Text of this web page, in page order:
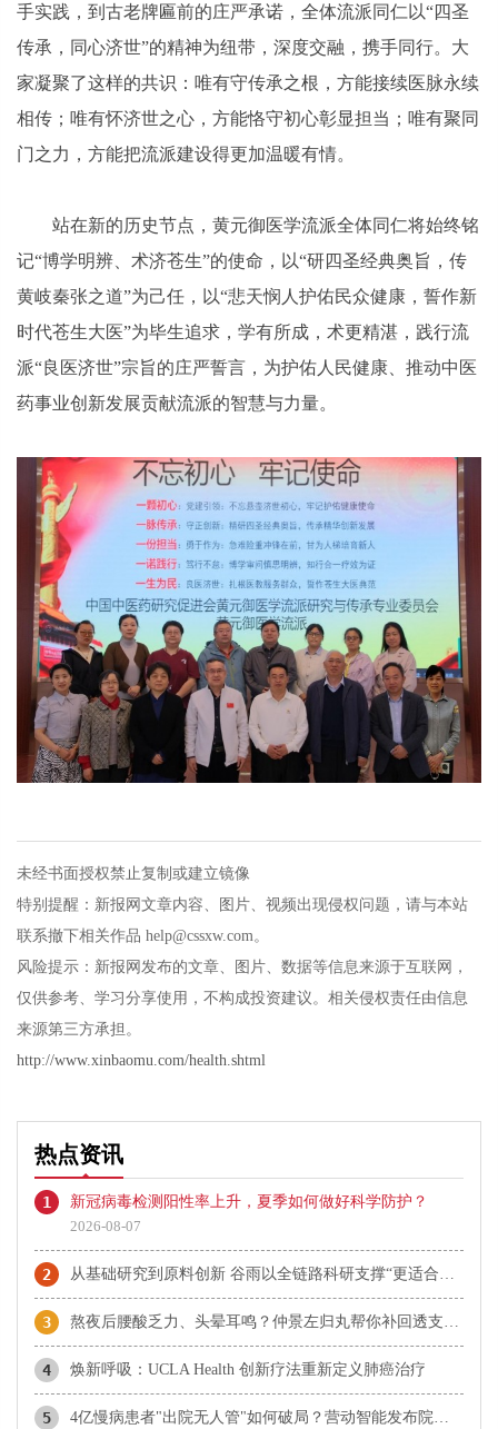
手实践，到古老牌匾前的庄严承诺，全体流派同仁以“四圣
传承，同心济世”的精神为纽带，深度交融，携手同行。大
家凝聚了这样的共识：唯有守传承之根，方能接续医脉永续
相传；唯有怀济世之心，方能恪守初心彰显担当；唯有聚同
门之力，方能把流派建设得更加温暖有情。
站在新的历史节点，黄元御医学流派全体同仁将始终铭
记“博学明辨、术济苍生”的使命，以“研四圣经典奥旨，传
黄岐秦张之道”为己任，以“悲天悯人护佑民众健康，誓作新
时代苍生大医”为毕生追求，学有所成，术更精湛，践行流
派“良医济世”宗旨的庄严誓言，为护佑人民健康、推动中医
药事业创新发展贡献流派的智慧与力量。
未经书面授权禁止复制或建立镜像
特别提醒：新报网文章内容、图片、视频出现侵权问题，请与本站
联系撤下相关作品 help@cssxw.com。
风险提示：新报网发布的文章、图片、数据等信息来源于互联网，
仅供参考、学习分享使用，不构成投资建议。相关侵权责任由信息
来源第三方承担。
http://www.xinbaomu.com/health.shtml
热点资讯
1
新冠病毒检测阳性率上升，夏季如何做好科学防护？
2026-08-07
2 从基础研究到原料创新 谷雨以全链路科研支撑“更适合中国人”理念
3 熬夜后腰酸乏力、头晕耳鸣？仲景左归丸帮你补回透支的肾阴
4 焕新呼吸：UCLA Health 创新疗法重新定义肺癌治疗
5 4亿慢病患者"出院无人管"如何破局？营动智能发布院外数智化慢病管理白皮书